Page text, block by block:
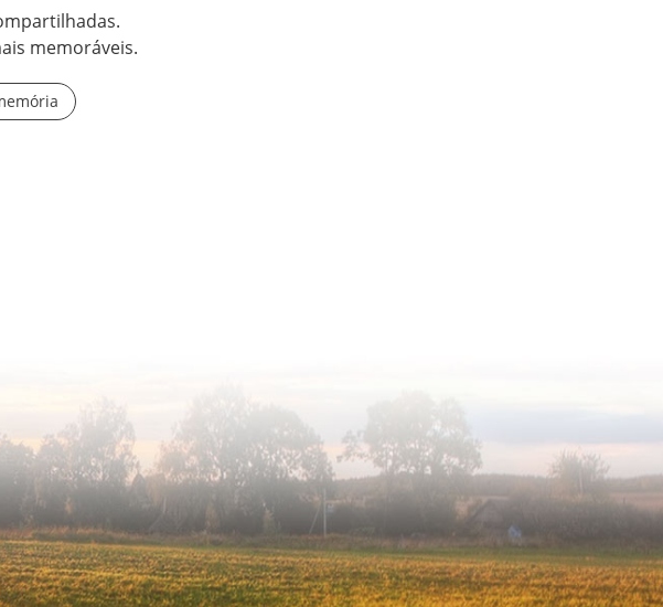
memoráveis.